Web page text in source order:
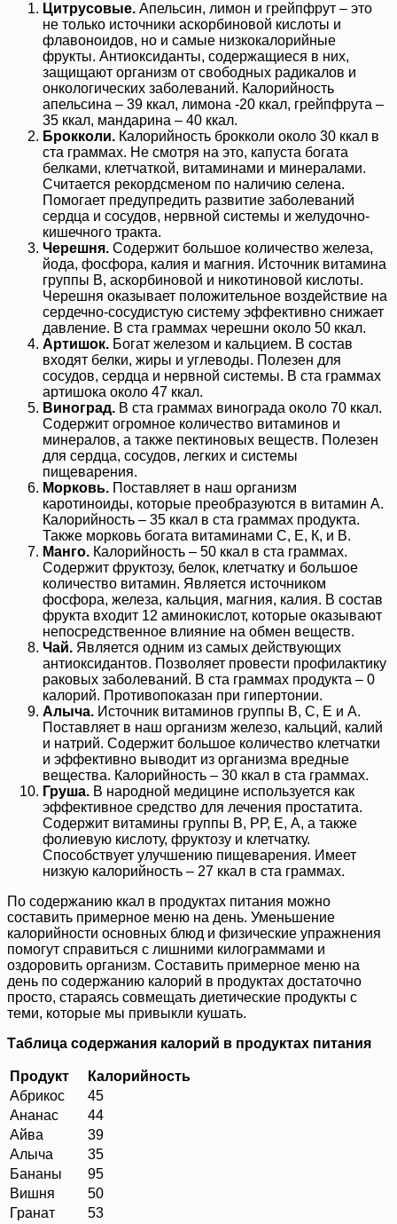
Цитрусовые. Апельсин, лимон и грейпфрут – это
не только источники аскорбиновой кислоты и
флавоноидов, но и самые низкокалорийные
фрукты. Антиоксиданты, содержащиеся в них,
защищают организм от свободных радикалов и
онкологических заболеваний. Калорийность
апельсина – 39 ккал, лимона -20 ккал, грейпфрута –
35 ккал, мандарина – 40 ккал.
Брокколи. Калорийность брокколи около 30 ккал в
ста граммах. Не смотря на это, капуста богата
белками, клетчаткой, витаминами и минералами.
Считается рекордсменом по наличию селена.
Помогает предупредить развитие заболеваний
сердца и сосудов, нервной системы и желудочно-
кишечного тракта.
Черешня. Содержит большое количество железа,
йода, фосфора, калия и магния. Источник витамина
группы В, аскорбиновой и никотиновой кислоты.
Черешня оказывает положительное воздействие на
сердечно-сосудистую систему эффективно снижает
давление. В ста граммах черешни около 50 ккал.
Артишок. Богат железом и кальцием. В состав
входят белки, жиры и углеводы. Полезен для
сосудов, сердца и нервной системы. В ста граммах
артишока около 47 ккал.
Виноград. В ста граммах винограда около 70 ккал.
Содержит огромное количество витаминов и
минералов, а также пектиновых веществ. Полезен
для сердца, сосудов, легких и системы
пищеварения.
Морковь. Поставляет в наш организм
каротиноиды, которые преобразуются в витамин А.
Калорийность – 35 ккал в ста граммах продукта.
Также морковь богата витаминами С, Е, К, и В.
Манго. Калорийность – 50 ккал в ста граммах.
Содержит фруктозу, белок, клетчатку и большое
количество витамин. Является источником
фосфора, железа, кальция, магния, калия. В состав
фрукта входит 12 аминокислот, которые оказывают
непосредственное влияние на обмен веществ.
Чай. Является одним из самых действующих
антиоксидантов. Позволяет провести профилактику
раковых заболеваний. В ста граммах продукта – 0
калорий. Противопоказан при гипертонии.
Алыча. Источник витаминов группы В, С, Е и А.
Поставляет в наш организм железо, кальций, калий
и натрий. Содержит большое количество клетчатки
и эффективно выводит из организма вредные
вещества. Калорийность – 30 ккал в ста граммах.
Груша. В народной медицине используется как
эффективное средство для лечения простатита.
Содержит витамины группы В, РР, Е, А, а также
фолиевую кислоту, фруктозу и клетчатку.
Способствует улучшению пищеварения. Имеет
низкую калорийность – 27 ккал в ста граммах.
По содержанию ккал в продуктах питания можно
составить примерное меню на день. Уменьшение
калорийности основных блюд и физические упражнения
помогут справиться с лишними килограммами и
оздоровить организм. Составить примерное меню на
день по содержанию калорий в продуктах достаточно
просто, стараясь совмещать диетические продукты с
теми, которые мы привыкли кушать.
Таблица содержания калорий в продуктах питания
Продукт
Калорийность
Абрикос
45
Ананас
44
Айва
39
Алыча
35
Бананы
95
Вишня
50
Гранат
53